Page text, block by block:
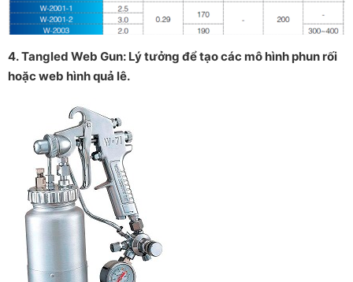
4. Tangled Web Gun: Lý tưởng để tạo các mô hình phun rối
hoặc web hình quả lê.